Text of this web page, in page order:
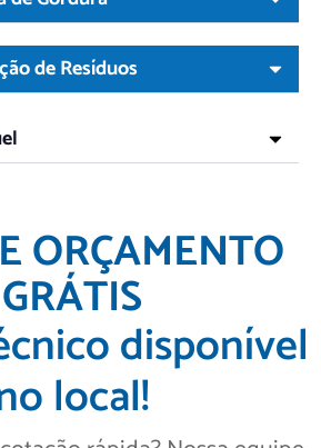
de Resíduos
ORÇAMENTO
GRÁTIS
disponível
local!